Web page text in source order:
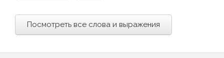
Посмотреть все слова и выражения